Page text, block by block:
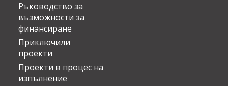
Ръководство за
възможности за
финансиране
Приключили
проекти
Проекти в процес на
изпълнение